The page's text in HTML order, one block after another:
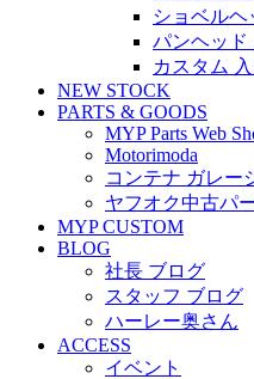
ショベル
パンヘッド
カスタム
NEW STOCK
PARTS & GOODS
MYP Parts Web
Motorimoda
コンテナ ガレー
ヤフオク中古パ
MYP CUSTOM
BLOG
社長 ブログ
スタッフ ブログ
ハーレー奥さん
ACCESS
イベント